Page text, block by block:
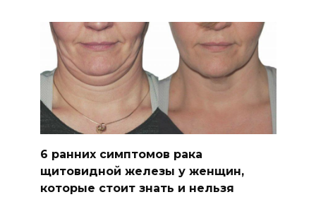
6 ранних симптомов рака
щитовидной железы у женщин,
которые стоит знать и нельзя